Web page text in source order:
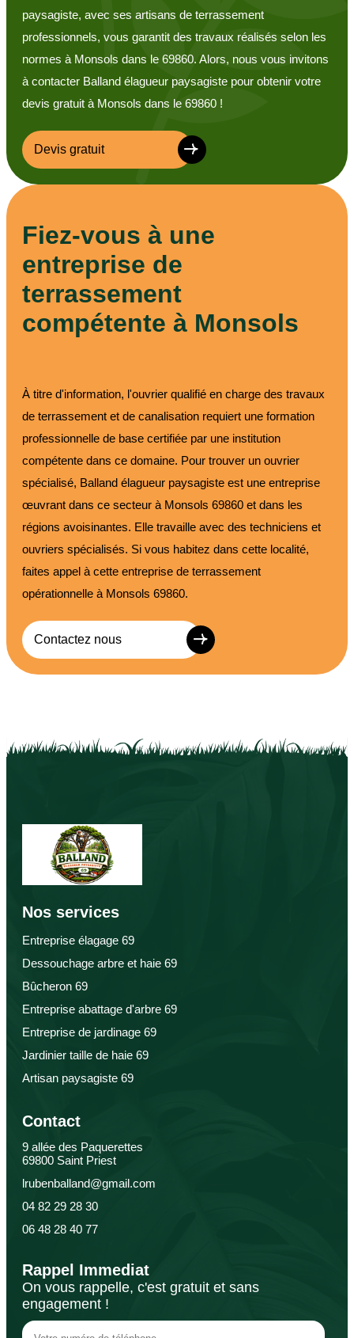
paysagiste, avec ses artisans de terrassement
professionnels, vous garantit des travaux réalisés selon les
normes à Monsols dans le 69860. Alors, nous vous invitons
à contacter Balland élagueur paysagiste pour obtenir votre
devis gratuit à Monsols dans le 69860 !
Devis gratuit
Fiez-vous à une
entreprise de
terrassement
compétente à Monsols
À titre d'information, l'ouvrier qualifié en charge des travaux
de terrassement et de canalisation requiert une formation
professionnelle de base certifiée par une institution
compétente dans ce domaine. Pour trouver un ouvrier
spécialisé, Balland élagueur paysagiste est une entreprise
œuvrant dans ce secteur à Monsols 69860 et dans les
régions avoisinantes. Elle travaille avec des techniciens et
ouvriers spécialisés. Si vous habitez dans cette localité,
faites appel à cette entreprise de terrassement
opérationnelle à Monsols 69860.
Contactez nous
Nos services
Entreprise élagage 69
Dessouchage arbre et haie 69
Bûcheron 69
Entreprise abattage d'arbre 69
Entreprise de jardinage 69
Jardinier taille de haie 69
Artisan paysagiste 69
Contact
9 allée des Paquerettes
69800 Saint Priest
lrubenballand@gmail.com
04 82 29 28 30
06 48 28 40 77
Rappel Immediat
On vous rappelle, c'est gratuit et sans
engagement !